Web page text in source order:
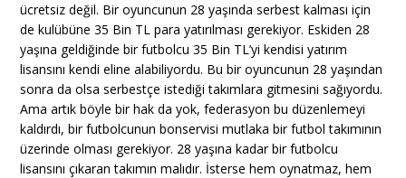
ücretsiz değil. Bir oyuncunun 28 yaşında serbest kalması için
de kulübüne 35 Bin TL para yatırılması gerekiyor. Eskiden 28
yaşına geldiğinde bir futbolcu 35 Bin TL’yi kendisi yatırım
lisansını kendi eline alabiliyordu. Bu bir oyuncunun 28 yaşından
sonra da olsa serbestçe istediği takımlara gitmesini sağıyordu.
Ama artık böyle bir hak da yok, federasyon bu düzenlemeyi
kaldırdı, bir futbolcunun bonservisi mutlaka bir futbol takımının
üzerinde olması gerekiyor. 28 yaşına kadar bir futbolcu
lisansını çıkaran takımın malıdır. İsterse hem oynatmaz, hem